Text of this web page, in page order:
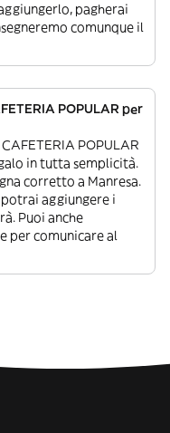
pagherai
comunque il
POPULAR per
POPULAR
in tutta semplicità.
corretto a Manresa.
aggiungere i
Puoi anche
per comunicare al